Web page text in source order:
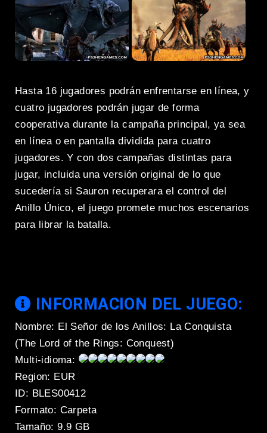
Hasta 16 jugadores podrán enfrentarse en línea, y
cuatro jugadores podrán jugar de forma
cooperativa durante la campaña principal, ya sea
en línea o en pantalla dividida para cuatro
jugadores. Y con dos campañas distintas para
jugar, incluida una versión original de lo que
sucedería si Sauron recuperara el control del
Anillo Único, el juego promete muchos escenarios
para librar la batalla.
INFORMACION DEL JUEGO:
Nombre: El Señor de los Anillos: La Conquista
(The Lord of the Rings: Conquest)
Multi-idioma:
Region: EUR
ID: BLES00412
Formato: Carpeta
Tamaño: 9.9 GB